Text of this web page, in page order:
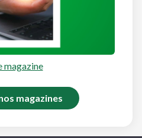
magazine
magazines